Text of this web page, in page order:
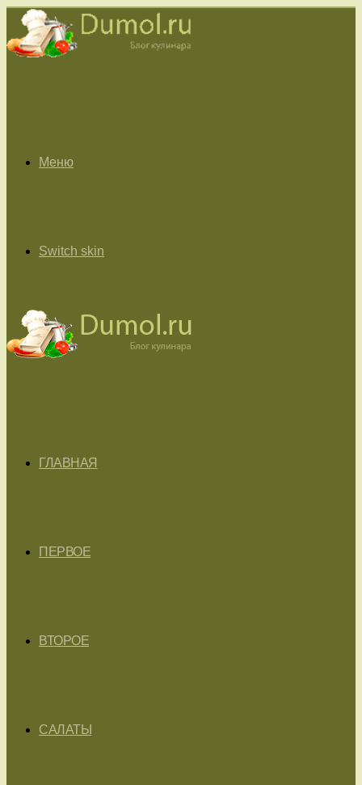
Меню
Switch skin
ГЛАВНАЯ
ПЕРВОЕ
ВТОРОЕ
САЛАТЫ